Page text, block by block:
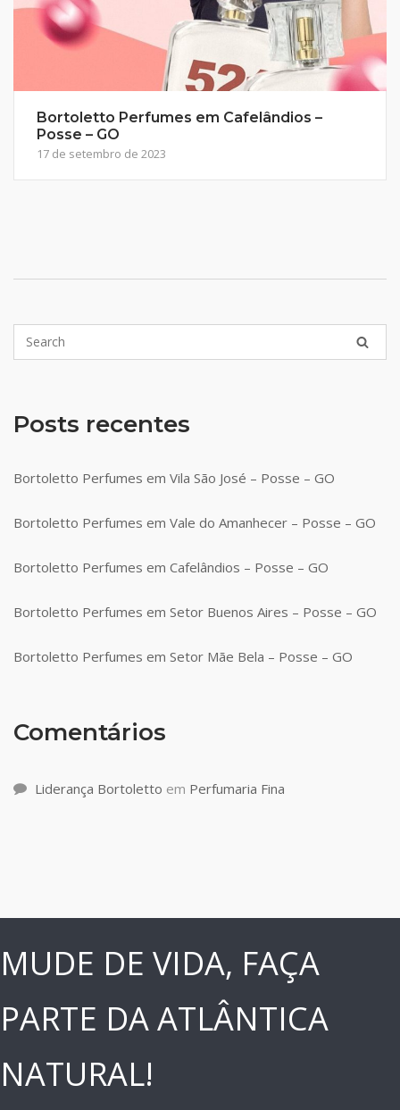
Bortoletto Perfumes em Cafelândios –
Posse – GO
17 de setembro de 2023
Posts recentes
Bortoletto Perfumes em Vila São José – Posse – GO
Bortoletto Perfumes em Vale do Amanhecer – Posse – GO
Bortoletto Perfumes em Cafelândios – Posse – GO
Bortoletto Perfumes em Setor Buenos Aires – Posse – GO
Bortoletto Perfumes em Setor Mãe Bela – Posse – GO
Comentários
Liderança Bortoletto em Perfumaria Fina
MUDE DE VIDA, FAÇA
PARTE DA ATLÂNTICA
NATURAL!